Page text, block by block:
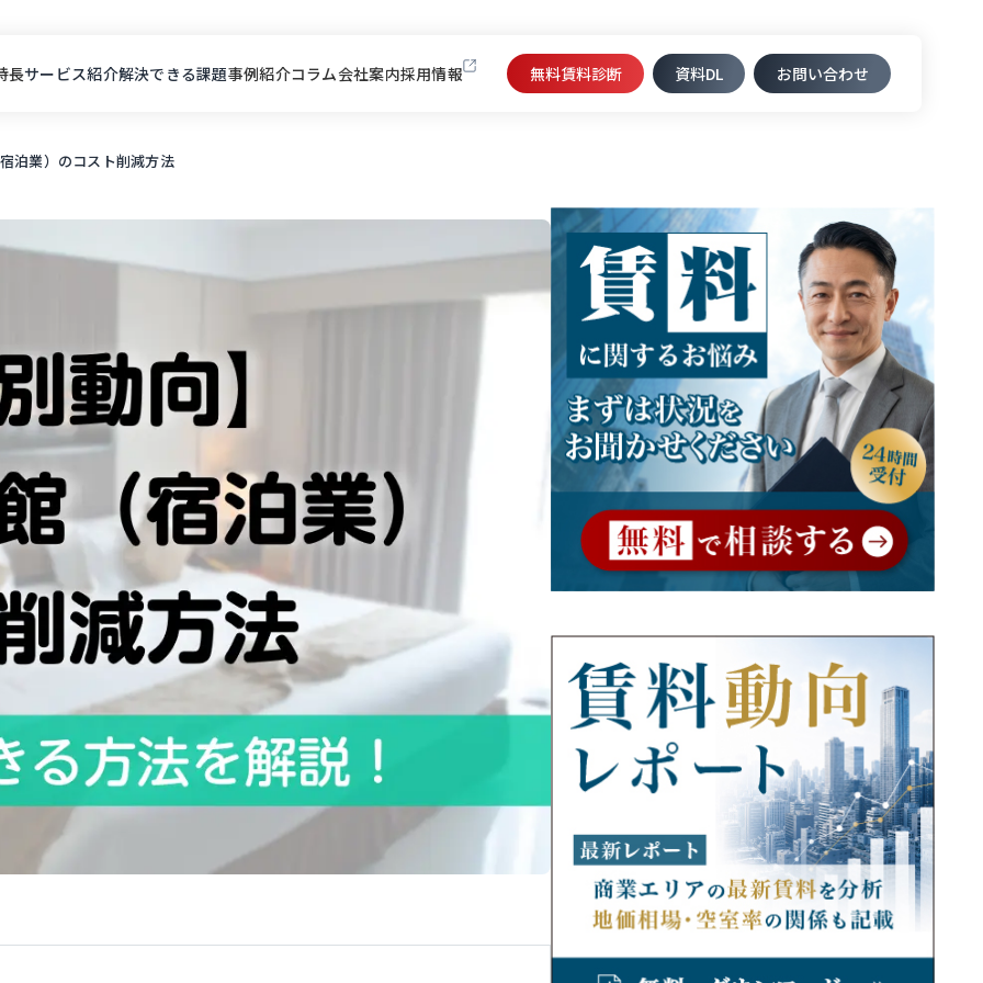
長サービス紹介解決できる課題事例紹介コラム会社案内採用情報 無料賃料診断 資料DL​ お問い合わせ
泊業）のコスト削減方法